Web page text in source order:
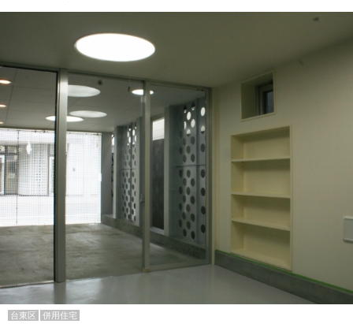
台東区 併用住宅